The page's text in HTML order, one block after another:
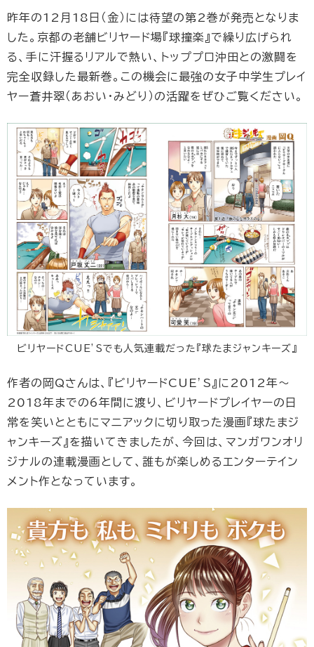
昨年の12月18日（金）には待望の第2巻が発売となりま
した。京都の老舗ビリヤード場『球撞楽』で繰り広げられ
る、手に汗握るリアルで熱い、トッププロ沖田との激闘を
完全収録した最新巻。この機会に最強の女子中学生プレイ
ヤー蒼井翠（あおい・みどり）の活躍をぜひご覧ください。
ビリヤードCUE’Sでも人気連載だった『球たまジャンキーズ』
作者の岡Qさんは、『ビリヤードCUE’S』に2012年～
2018年までの6年間に渡り、ビリヤードプレイヤーの日
常を笑いとともにマニアックに切り取った漫画『球たまジ
ャンキーズ』を描いてきましたが、今回は、マンガワンオリ
ジナルの連載漫画として、誰もが楽しめるエンターテイン
メント作となっています。